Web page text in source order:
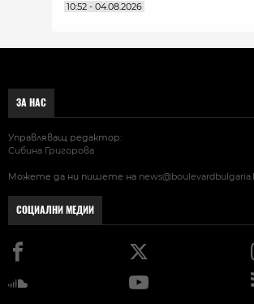
10:52 - 04.08.2026
ЗА НАС
Управляващ редактор:
Сибина Григорова
Можете да ни пишете на
СОЦИАЛНИ МЕДИИ